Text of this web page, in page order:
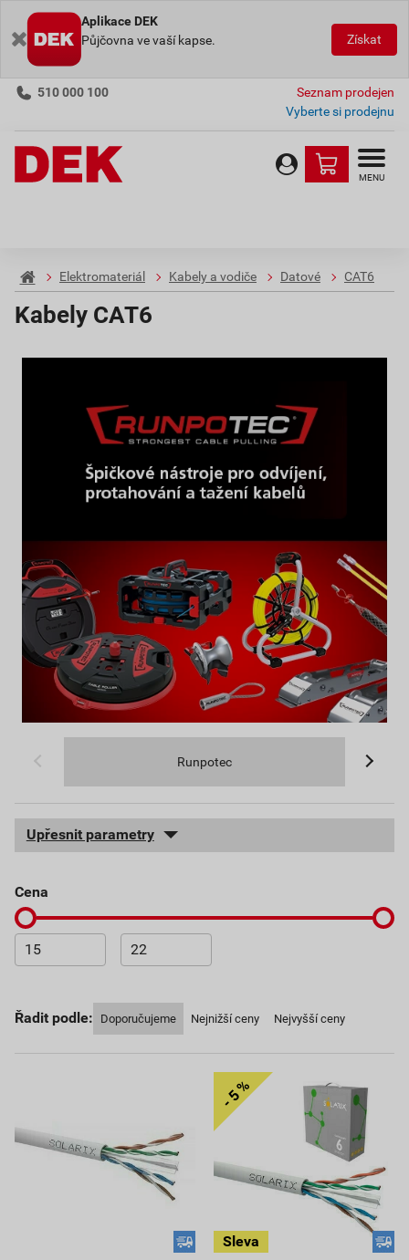
Aplikace DEK
Půjčovna ve vaší kapse.
Získat
510 000 100
Seznam prodejen
Vyberte si prodejnu
MENU
Elektromateriál Kabely a vodiče Datové CAT6
Kabely CAT6
Runpotec
Upřesnit parametry
cena
Řadit podle: Doporučujeme Nejnižší ceny Nejvyšší ceny